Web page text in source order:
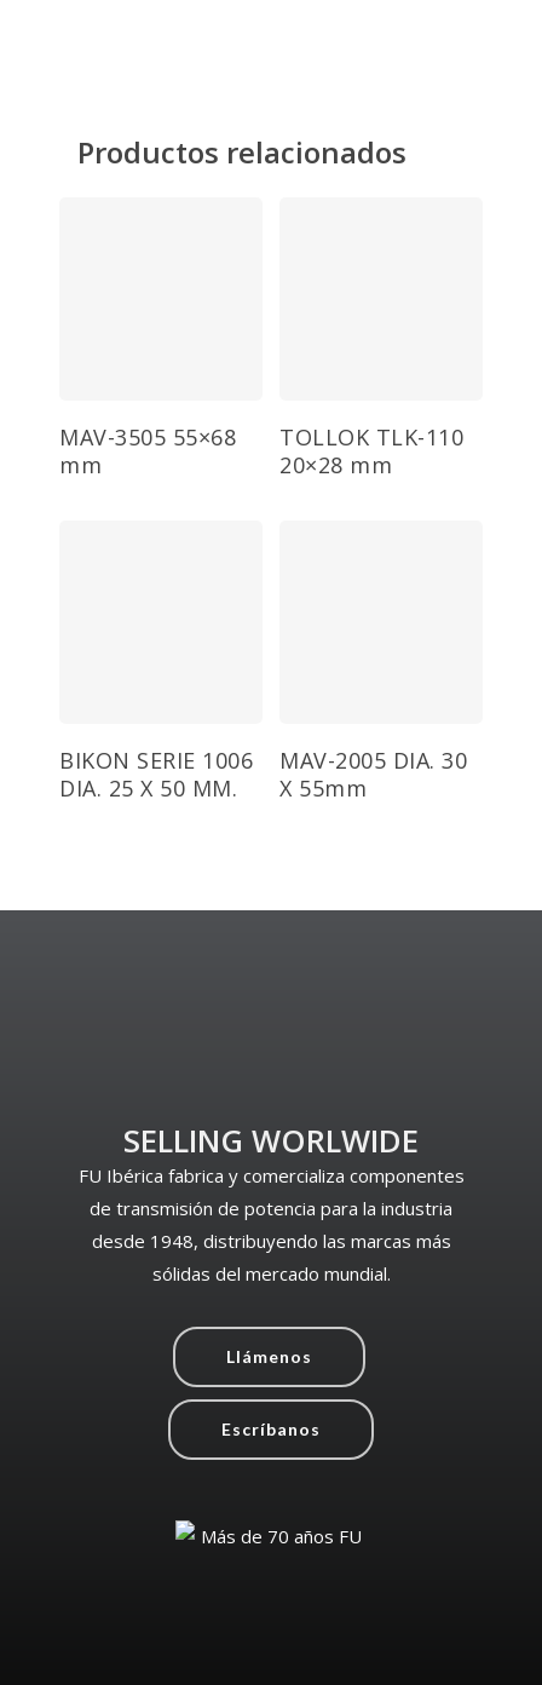
Productos relacionados
MAV-3505 55×68
mm
TOLLOK TLK-110
20×28 mm
BIKON SERIE 1006
DIA. 25 X 50 MM.
MAV-2005 DIA. 30
X 55mm
SELLING WORLWIDE
FU Ibérica fabrica y comercializa componentes
de transmisión de potencia para la industria
desde 1948, distribuyendo las marcas más
sólidas del mercado mundial.
Llámenos
Escríbanos